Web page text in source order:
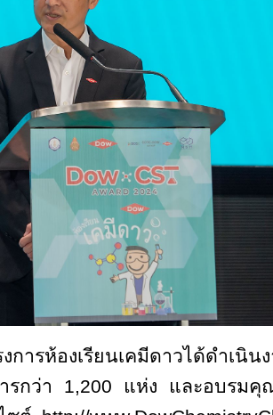
งการห้องเรียนเคมีดาวได้ดำเนิน
ารกว่า 1,200 แห่ง และอบรมคุ